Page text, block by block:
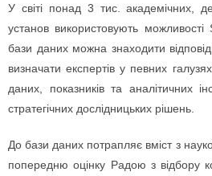
У світі понад 3 тис. академічних,
установ використовують
бази даних можна знаходити
визначати експертів у певних
даних, показників та аналітичних
стратегічних дослідницьких рішень.
До бази даних потрапляє вміст з
попередню оцінку Радою з відбору